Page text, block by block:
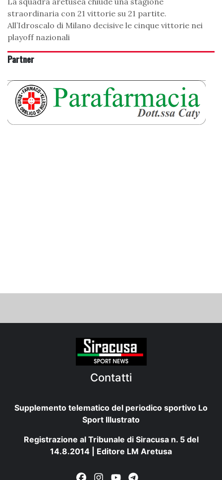
straordinaria con 21 vittorie su 21 partite.
All’Idroscalo di Milano decisive le cinque vittorie nei
playoff nazionali
Partner
Contatti
Supplemento telematico del periodico sportivo Lo
Sport Illustrato
Registrazione al Tribunale di Siracusa n. 5 del
14.8.2014 | Editore LM Aretusa